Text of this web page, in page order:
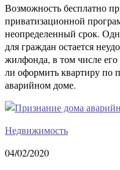
Возможность бесплатно
приватизационной
неопределенный срок.
для граждан остается
жилфонда, в том числе
ли оформить квартиру по
аварийном доме.
Недвижимость
04/02/2020